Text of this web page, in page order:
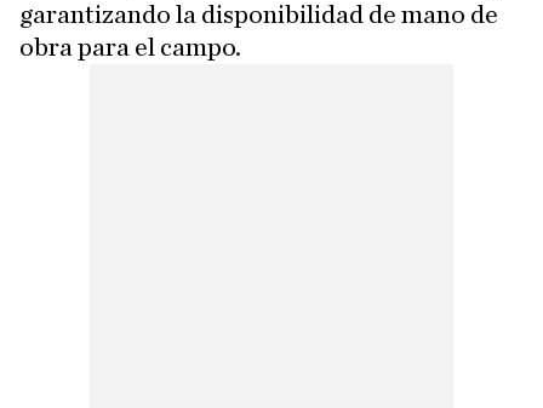
garantizando la disponibilidad de mano de
obra para el campo.